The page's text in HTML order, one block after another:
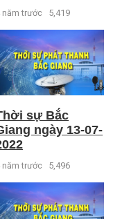
năm trước 5,419
sự Bắc
ngày 13-07-
năm trước 5,496